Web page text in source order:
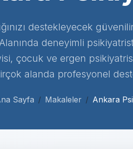
destekleyecek
deneyimli
çocuk ve ergen
alanda profesyonel
Sayfa Makaleler Ankara